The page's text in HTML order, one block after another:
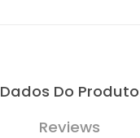
Dados Do Produto
Reviews